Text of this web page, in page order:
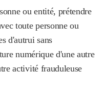
ou entité, prétendre
toute personne ou
d'autrui sans
numérique d'une autre
activité frauduleuse